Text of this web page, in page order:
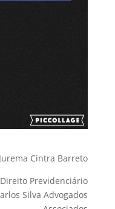
Cintra Barreto
Previdenciário
Silva Advogados